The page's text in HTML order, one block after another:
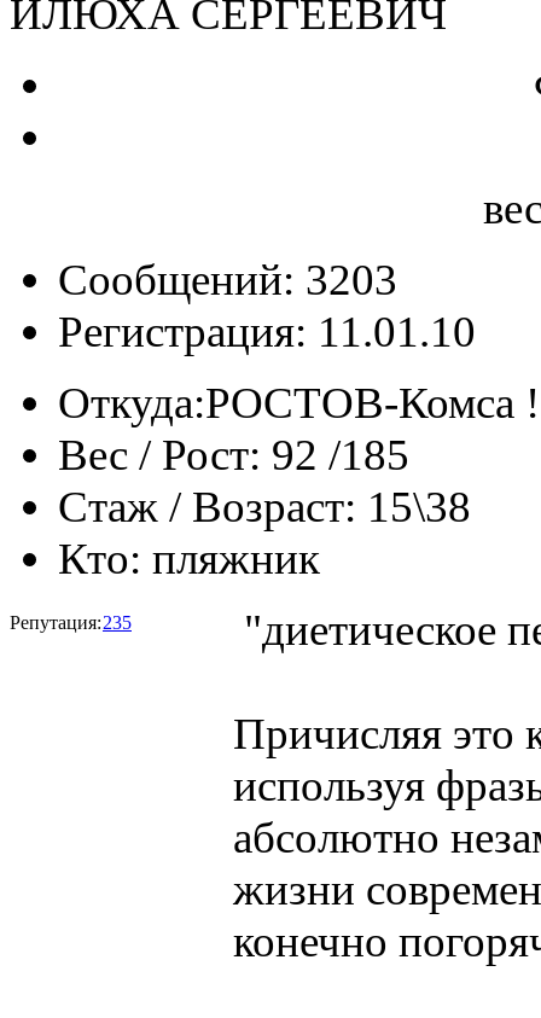
ИЛЮХА СЕРГЕЕВИЧ
Сообщений: 3203
Регистрация: 11.01.10
Откуда:РОСТОВ-Комса !
Вес / Рост: 92 /185
Стаж / Возраст: 15\38
Кто: пляжник
Репутация:235 "диетическое
Причисляя это
используя
абсолютно
жизни
конечно